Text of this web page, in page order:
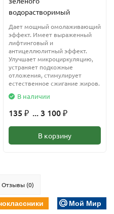
водорастворимый
Дает мощный омолаживающий
эффект. Имеет выраженный
лифтинговый и
антицеллюлитный эффект.
Улучшает микроциркуляцию,
устраняет подкожные
отложения, стимулирует
естественное сжигание жиров.
В наличии
135 ₽ ... 3 100 ₽
В корзину
Отзывы (0)
Мой Мир